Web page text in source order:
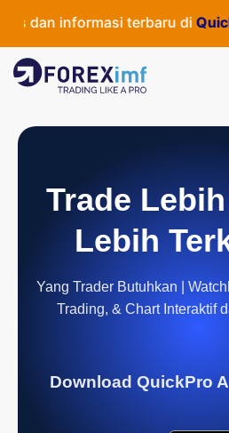
informasi terbaru di
Trade
Lebih
Yang Trader Butuhkan |
Trading, & Chart Interaktif
Download QuickPro